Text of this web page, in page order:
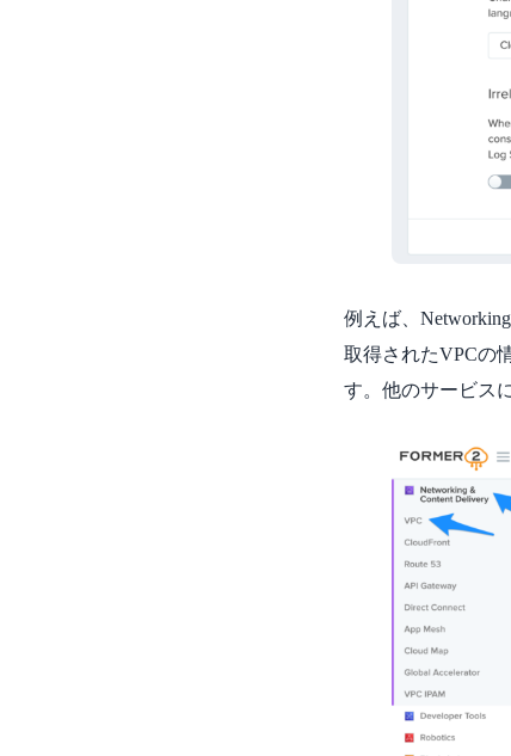
例えば、
取得されたVPCの
す。他のサービス